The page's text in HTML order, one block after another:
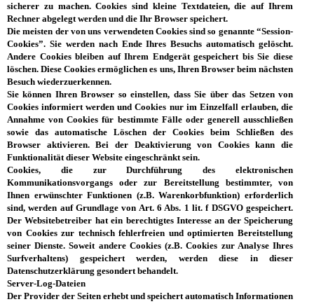
sicherer zu machen. Cookies sind kleine Textdateien, die auf Ihrem
Rechner abgelegt werden und die Ihr Browser speichert.
Die meisten der von uns verwendeten Cookies sind so genannte “Session-
Cookies”. Sie werden nach Ende Ihres Besuchs automatisch gelöscht.
Andere Cookies bleiben auf Ihrem Endgerät gespeichert bis Sie diese
löschen. Diese Cookies ermöglichen es uns, Ihren Browser beim nächsten
Besuch wiederzuerkennen.
Sie können Ihren Browser so einstellen, dass Sie über das Setzen von
Cookies informiert werden und Cookies nur im Einzelfall erlauben, die
Annahme von Cookies für bestimmte Fälle oder generell ausschließen
sowie das automatische Löschen der Cookies beim Schließen des
Browser aktivieren. Bei der Deaktivierung von Cookies kann die
Funktionalität dieser Website eingeschränkt sein.
Cookies, die zur Durchführung des elektronischen
Kommunikationsvorgangs oder zur Bereitstellung bestimmter, von
Ihnen erwünschter Funktionen (z.B. Warenkorbfunktion) erforderlich
sind, werden auf Grundlage von Art. 6 Abs. 1 lit. f DSGVO gespeichert.
Der Websitebetreiber hat ein berechtigtes Interesse an der Speicherung
von Cookies zur technisch fehlerfreien und optimierten Bereitstellung
seiner Dienste. Soweit andere Cookies (z.B. Cookies zur Analyse Ihres
Surfverhaltens) gespeichert werden, werden diese in dieser
Datenschutzerklärung gesondert behandelt.
Server-Log-Dateien
Der Provider der Seiten erhebt und speichert automatisch Informationen